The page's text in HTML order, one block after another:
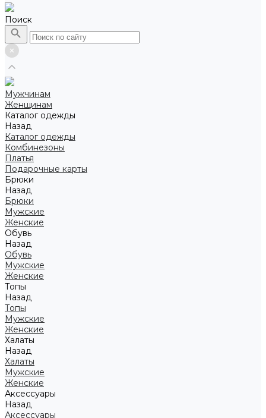
Поиск
Мужчинам
Женщинам
Каталог одежды
Назад
Каталог одежды
Комбинезоны
Платья
Подарочные карты
Брюки
Назад
Брюки
Мужские
Женские
Обувь
Назад
Обувь
Мужские
Женские
Топы
Назад
Топы
Мужские
Женские
Халаты
Назад
Халаты
Мужские
Женские
Аксессуары
Назад
Аксессуары